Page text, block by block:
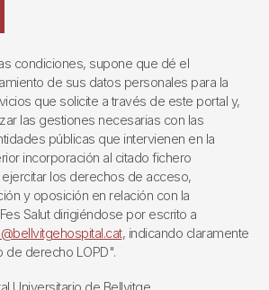
condiciones, supone que dé el
de sus datos personales para la
que solicite a través de este portal y,
las gestiones necesarias con las
públicas que intervienen en la
incorporación al citado fichero
los derechos de acceso,
y oposición en relación con la
Salut dirigiéndose por escrito a
, indicando claramente
de derecho LOPD".